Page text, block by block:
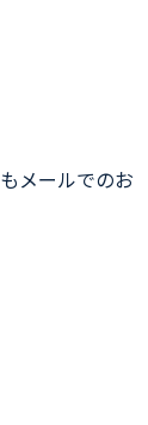
メールでのお